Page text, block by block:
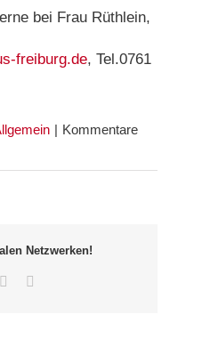
bei Frau Rüthlein,
freiburg.de, Tel.0761
| Kommentare
Netzwerken!
Pinterest